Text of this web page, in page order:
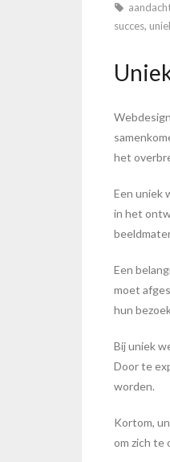
succes,
het
Een uniek
in het
Een
moet
hun
Bij uniek
Door te
worden.
Kortom,
om zich te